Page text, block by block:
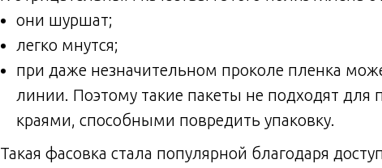
они шуршат;
легко мнутся;
при даже незначительном проколе пленка
линии. Поэтому такие пакеты не подходят для
краями, способными повредить упаковку.
Такая фасовка стала популярной благодаря